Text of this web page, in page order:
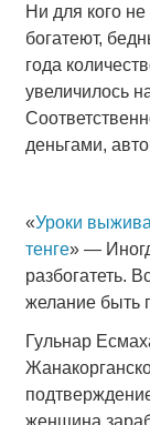
Ни для кого не
богатеют,
года
увеличилось
деньгами,
«Уроки
тенге» —
разбогатеть.
желание быть
Гульнар